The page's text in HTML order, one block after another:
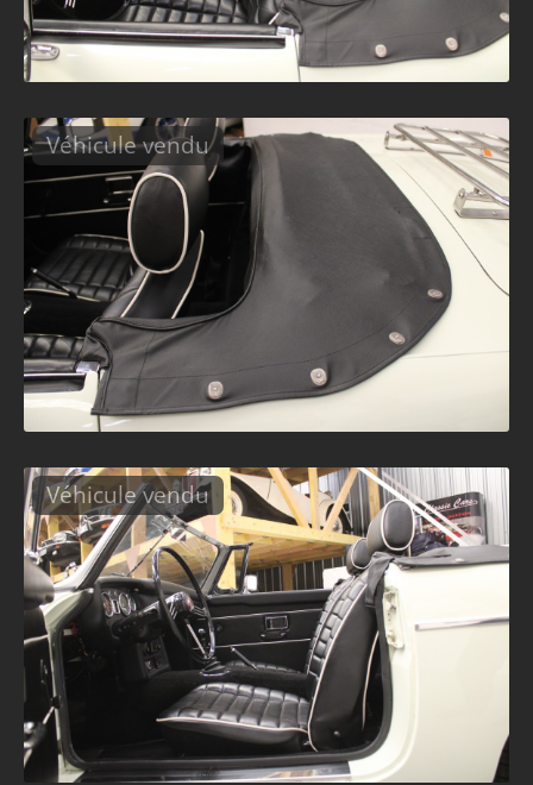
Véhicule vendu
Véhicule vendu